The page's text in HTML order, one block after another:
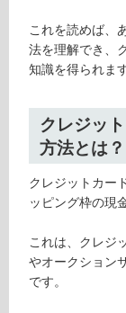
これを読めば、
法を理解でき、
知識を得られます
クレジッ
方法とは？
クレジットカー
ッピング枠の現
これは、クレジ
やオークション
です。